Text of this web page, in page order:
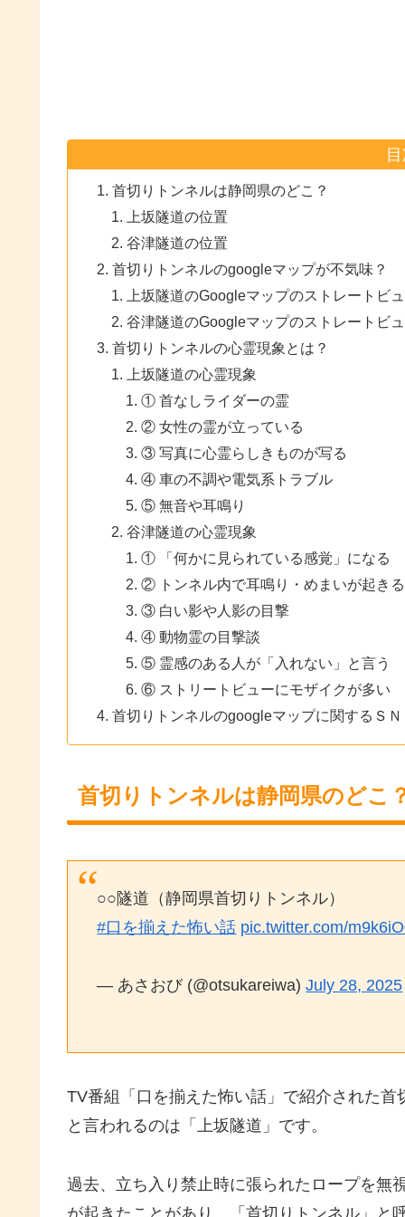
首切りトンネルは静岡県のどこ？
上坂隧道の位置
谷津隧道の位置
首切りトンネルのgoogleマップが不気味？
上坂隧道のGoogleマップのストレートビ
谷津隧道のGoogleマップのストレートビ
首切りトンネルの心霊現象とは？
上坂隧道の心霊現象
① 首なしライダーの霊
② 女性の霊が立っている
③ 写真に心霊らしきものが写る
④ 車の不調や電気系トラブル
⑤ 無音や耳鳴り
谷津隧道の心霊現象
① 「何かに見られている感覚」になる
② トンネル内で耳鳴り・めまいが起きる
③ 白い影や人影の目撃
④ 動物霊の目撃談
⑤ 霊感のある人が「入れない」と言う
⑥ ストリートビューにモザイクが多い
首切りトンネルのgoogleマップに関するＳ
首切りトンネルは静岡県のどこ
○○隧道（静岡県首切りトンネル）
#口を揃えた怖い話 pic.twitter.com/
— あさおび (@otsukareiwa)July 28, 2025
TV番組「口を揃えた怖い話」で紹介された
と言われるのは「上坂隧道」です。
過去、立ち入り禁止時に張られたロープを無
が起きたことがあり、「首切りトンネル」と